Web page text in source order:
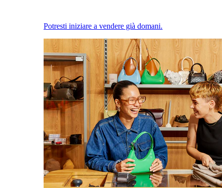
Potresti iniziare a vendere già domani.